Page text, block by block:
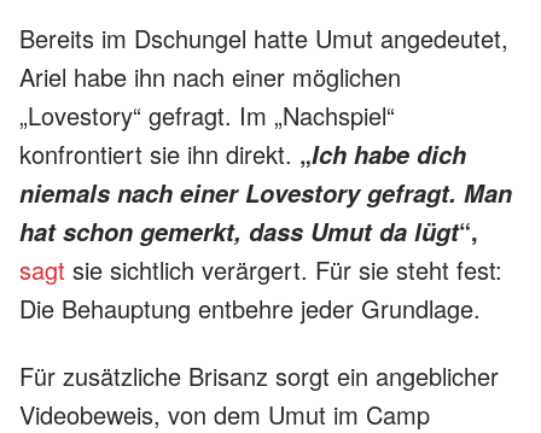
Bereits im Dschungel hatte Umut angedeutet,
Ariel habe ihn nach einer möglichen
„Lovestory“ gefragt. Im „Nachspiel“
konfrontiert sie ihn direkt. „Ich habe dich
niemals nach einer Lovestory gefragt. Man
hat schon gemerkt, dass Umut da lügt“,
sagt sie sichtlich verärgert. Für sie steht fest:
Die Behauptung entbehre jeder Grundlage.
Für zusätzliche Brisanz sorgt ein angeblicher
Videobeweis, von dem Umut im Camp